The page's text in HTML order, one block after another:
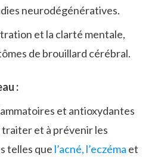
neurodégénératives.
et la clarté mentale,
de brouillard cérébral.
:
et antioxydantes
et à prévenir les
telles que l’acné, l’eczéma et